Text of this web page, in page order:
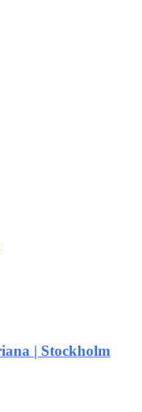
| Stockholm